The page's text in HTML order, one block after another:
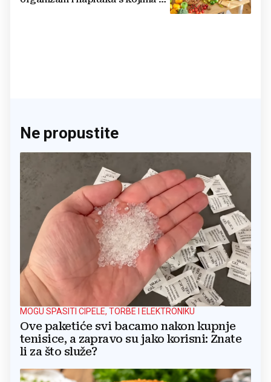
Ne propustite
MOGU SPASITI CIPELE, TORBE I ELEKTRONIKU
Ove paketiće svi bacamo nakon kupnje
tenisice, a zapravo su jako korisni: Znate
li za što služe?